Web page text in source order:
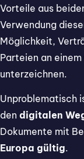
Vorteile aus
Verwendung
Möglichkeit,
Parteien an einem
unterzeichnen.
Unproblematisch
den digitalen
Dokumente mit
Europa gültig.